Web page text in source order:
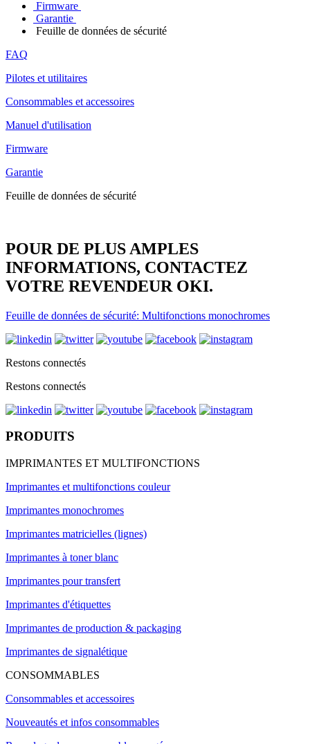
Firmware
Garantie
Feuille de données de sécurité
FAQ
Pilotes et utilitaires
Consommables et accessoires
Manuel d'utilisation
Firmware
Garantie
Feuille de données de sécurité
POUR DE PLUS AMPLES
INFORMATIONS, CONTACTEZ
VOTRE REVENDEUR OKI.
Feuille de données de sécurité: Multifonctions monochromes
Restons connectés
Restons connectés
PRODUITS
IMPRIMANTES ET MULTIFONCTIONS
Imprimantes et multifonctions couleur
Imprimantes monochromes
Imprimantes matricielles (lignes)
Imprimantes à toner blanc
Imprimantes pour transfert
Imprimantes d'étiquettes
Imprimantes de production & packaging
Imprimantes de signalétique
CONSOMMABLES
Consommables et accessoires
Nouveautés et infos consommables